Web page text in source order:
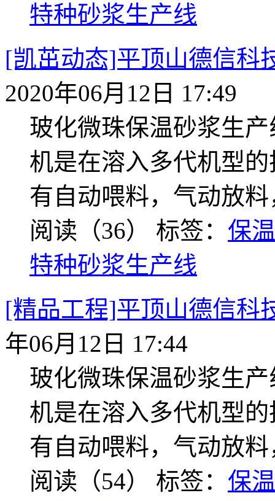
特种砂浆生产线
[凯茁动态]平顶山德信科
2020年06月12日 17:49
玻化微珠保温砂浆生
机是在溶入多代机型
有自动喂料，气动放
阅读（36） 标签： 保
特种砂浆生产线
[精品工程]平顶山德信科
年06月12日 17:44
玻化微珠保温砂浆生
机是在溶入多代机型
有自动喂料，气动放
阅读（54） 标签： 保